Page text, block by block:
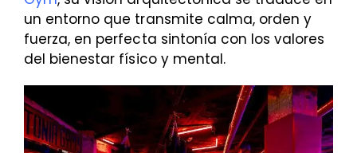
un entorno que transmite calma, orden y
fuerza, en perfecta sintonía con los valores
del bienestar físico y mental.